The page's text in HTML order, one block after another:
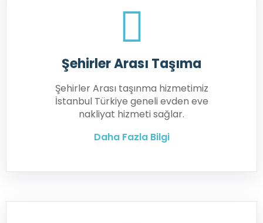
Şehirler Arası Taşıma
Şehirler Arası taşınma hizmetimiz
İstanbul Türkiye geneli evden eve
nakliyat hizmeti sağlar.
Daha Fazla Bilgi